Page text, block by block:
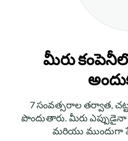
మీరు
7 సంవత్సరాల తర్వాత,
పొందుతారు. మీరు ఎప్పుడైనా
మరియు ముందుగా